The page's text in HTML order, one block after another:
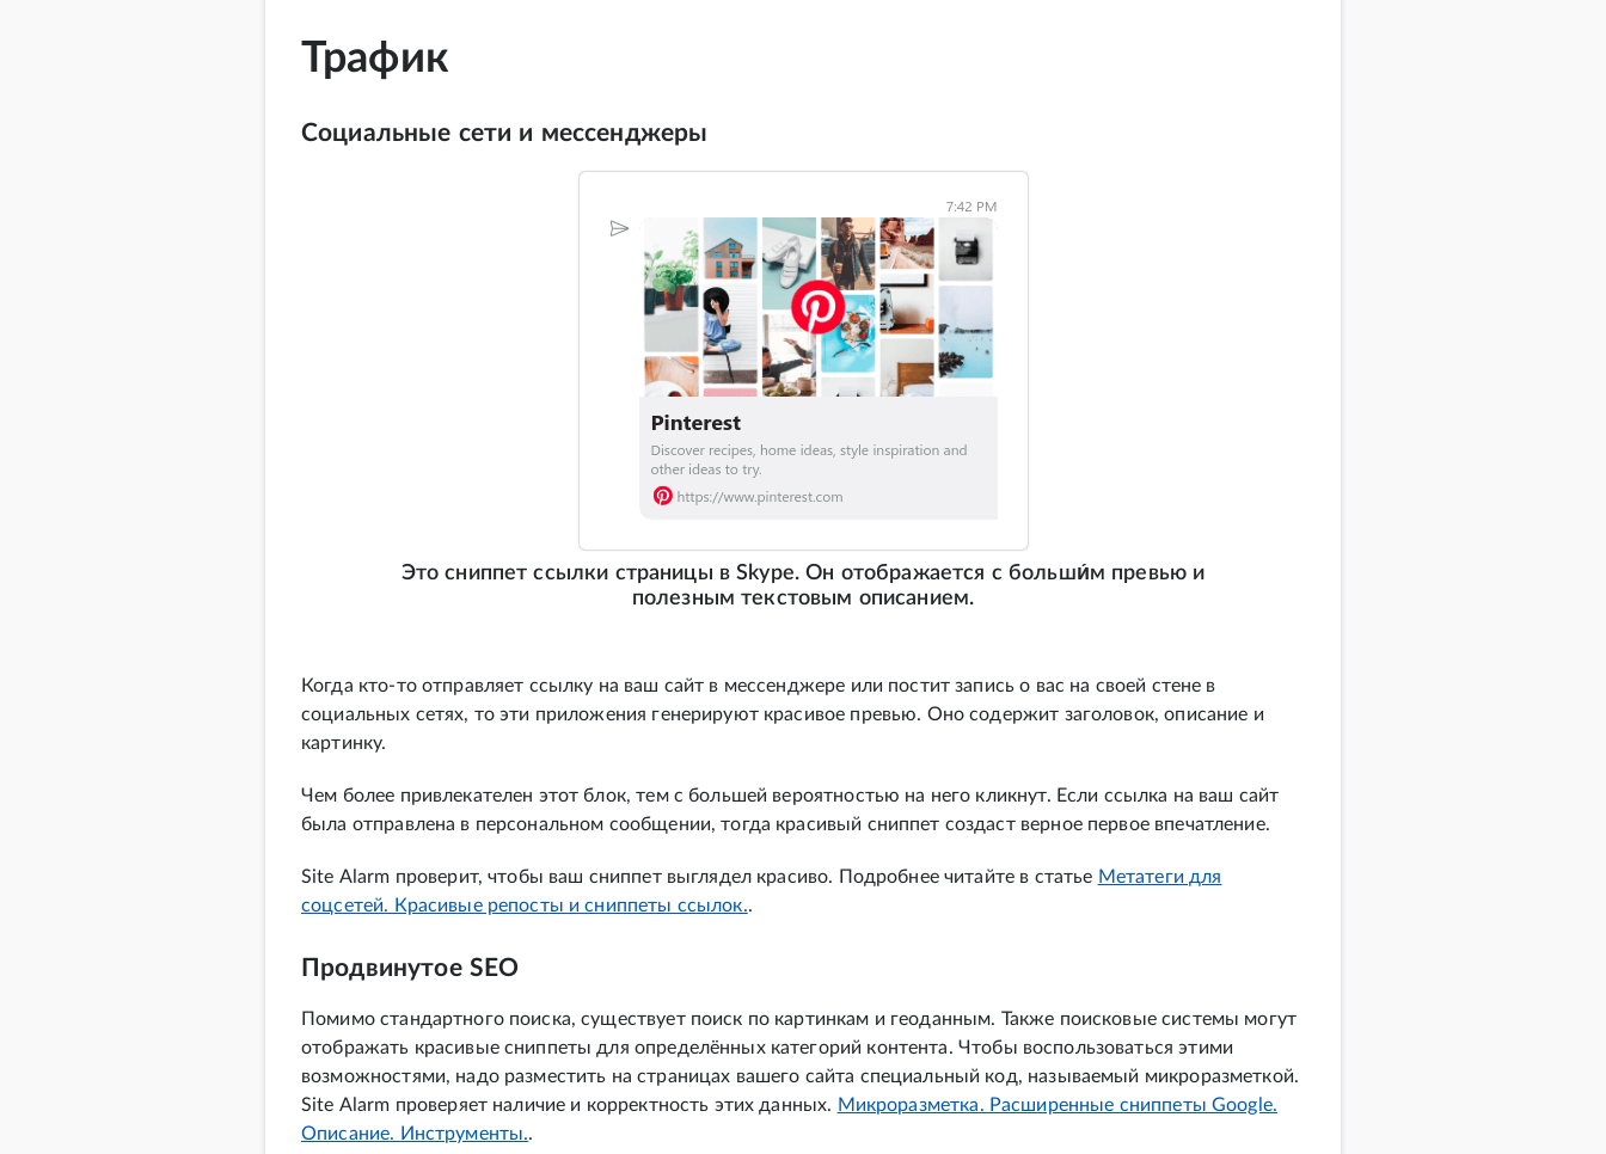
Трафик
Социальные сети и мессенджеры
Это сниппет ссылки страницы в Skype. Он отображается с больши́м превью и
полезным текстовым описанием.
Когда кто-то отправляет ссылку на ваш сайт в мессенджере или постит запись о вас на своей стене в
социальных сетях, то эти приложения генерируют красивое превью. Оно содержит заголовок, описание и
картинку.
Чем более привлекателен этот блок, тем с большей вероятностью на него кликнут. Если ссылка на ваш сайт
была отправлена в персональном сообщении, тогда красивый сниппет создаст верное первое впечатление.
Site Alarm проверит, чтобы ваш сниппет выглядел красиво. Подробнее читайте в статье Метатеги для
соцсетей. Красивые репосты и сниппеты ссылок..
Продвинутое SEO
Помимо стандартного поиска, существует поиск по картинкам и геоданным. Также поисковые системы могут
отображать красивые сниппеты для определённых категорий контента. Чтобы воспользоваться этими
возможностями, надо разместить на страницах вашего сайта специальный код, называемый микроразметкой.
Site Alarm проверяет наличие и корректность этих данных. Микроразметка. Расширенные сниппеты Google.
Описание. Инструменты..